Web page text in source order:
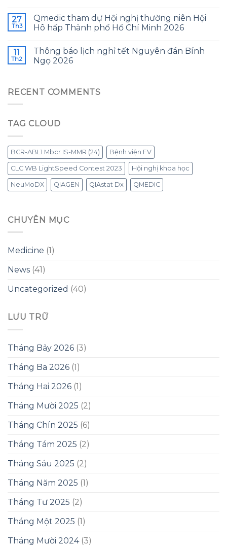
27
Th3
Qmedic tham dự Hội nghị thường niên Hội
Hô hấp Thành phố Hồ Chí Minh 2026
11
Th2
Thông báo lịch nghỉ tết Nguyên đán Bính
Ngọ 2026
RECENT COMMENTS
TAG CLOUD
BCR-ABL1 Mbcr IS-MMR (24) Bệnh viện FV
CLC WB LightSpeed Contest 2023 Hội nghị khoa học
NeuMoDX QIAGEN QIAstat Dx QMEDIC
CHUYÊN MỤC
Medicine (1)
News (41)
Uncategorized (40)
LƯU TRỮ
Tháng Bảy 2026 (3)
Tháng Ba 2026 (1)
Tháng Hai 2026 (1)
Tháng Mười 2025 (2)
Tháng Chín 2025 (6)
Tháng Tám 2025 (2)
Tháng Sáu 2025 (2)
Tháng Năm 2025 (1)
Tháng Tư 2025 (2)
Tháng Một 2025 (1)
Tháng Mười 2024(3)